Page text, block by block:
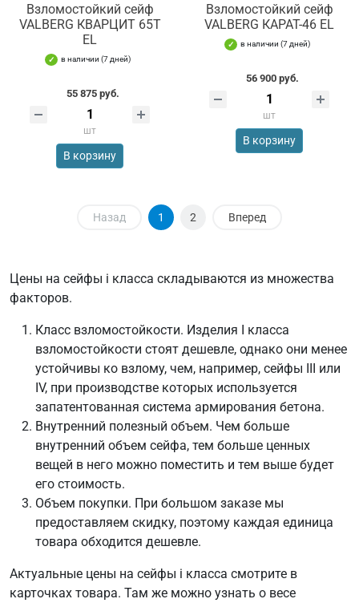
Взломостойкий сейф
VALBERG КВАРЦИТ 65Т
EL
в наличии (7 дней)
55 875 руб.
шт
В корзину
Взломостойкий сейф
VALBERG КАРАТ-46 EL
в наличии (7 дней)
56 900 руб.
шт
В корзину
Назад 1 2 Вперед
Цены на сейфы i класса складываются из множества
факторов.
Класс взломостойкости. Изделия I класса
взломостойкости стоят дешевле, однако они менее
устойчивы ко взлому, чем, например, сейфы III или
IV, при производстве которых используется
запатентованная система армирования бетона.
Внутренний полезный объем. Чем больше
внутренний объем сейфа, тем больше ценных
вещей в него можно поместить и тем выше будет
его стоимость.
Объем покупки. При большом заказе мы
предоставляем скидку, поэтому каждая единица
товара обходится дешевле.
Актуальные цены на сейфы i класса смотрите в
карточках товара. Там же можно узнать о весе